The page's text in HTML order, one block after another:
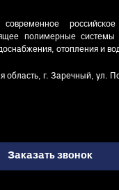
российское
полимерные системы
отопления и
область, г. Заречный, ул.
Заказать звонок